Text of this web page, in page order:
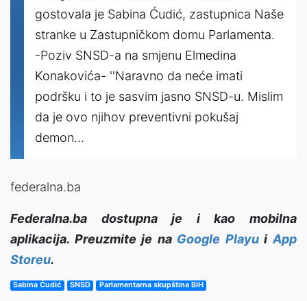
gostovala je Sabina Ćudić, zastupnica Naše
stranke u Zastupničkom domu Parlamenta.
-Poziv SNSD-a na smjenu Elmedina
Konakovića- ''Naravno da neće imati
podršku i to je sasvim jasno SNSD-u. Mislim
da je ovo njihov preventivni pokušaj
demon...
federalna.ba
Federalna.ba dostupna je i kao mobilna
aplikacija. Preuzmite je na Google PlayuiApp
Storeu.
Sabina Ćudić SNSD Parlamentarna skupština BiH